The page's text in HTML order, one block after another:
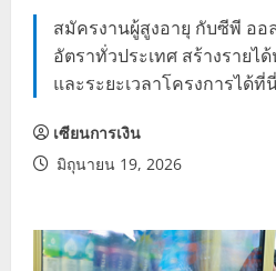
สมัครงานผู้สูงอายุ กับซีพี ออ
อัตราทั่วประเทศ สร้างรายไ
และระยะเวลาโครงการได้ที่
เซียนการเงิน
มิถุนายน 19, 2026